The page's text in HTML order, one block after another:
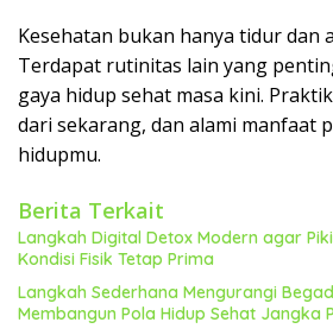
Kesehatan bukan hanya tidur dan
Terdapat rutinitas lain yang
gaya hidup sehat masa kini.
dari sekarang, dan alami manfaat
hidupmu.
Berita Terkait
Langkah Digital Detox Modern agar
Kondisi Fisik Tetap Prima
Langkah Sederhana Mengurangi
Membangun Pola Hidup Sehat Jangka